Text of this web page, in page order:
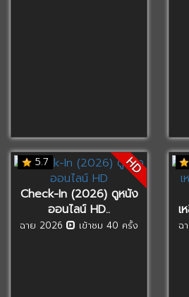
5.7 HD
Check-In (2026) ดูหนัง
ออนไลน์ HD..
ฉาย 2026 เข้าชม 40 ครั้ง
เ
ฉ